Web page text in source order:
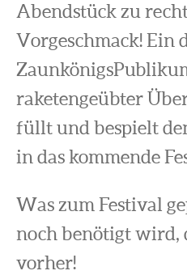
Abendstück zu
Vorgeschmack! Ein
raketengeübter
füllt und bespielt
in das kommende
Was zum Festival
noch benötigt wird,
vorher!